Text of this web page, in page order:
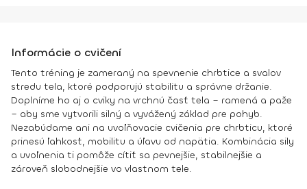
Informácie o cvičení
Tento tréning je zameraný na spevnenie chrbtice a svalov
stredu tela, ktoré podporujú stabilitu a správne držanie.
Doplníme ho aj o cviky na vrchnú časť tela – ramená a paže
– aby sme vytvorili silný a vyvážený základ pre pohyb.
Nezabúdame ani na uvoľňovacie cvičenia pre chrbticu, ktoré
prinesú ľahkosť, mobilitu a úľavu od napätia. Kombinácia sily
a uvoľnenia ti pomôže cítiť sa pevnejšie, stabilnejšie a
zároveň slobodnejšie vo vlastnom tele.